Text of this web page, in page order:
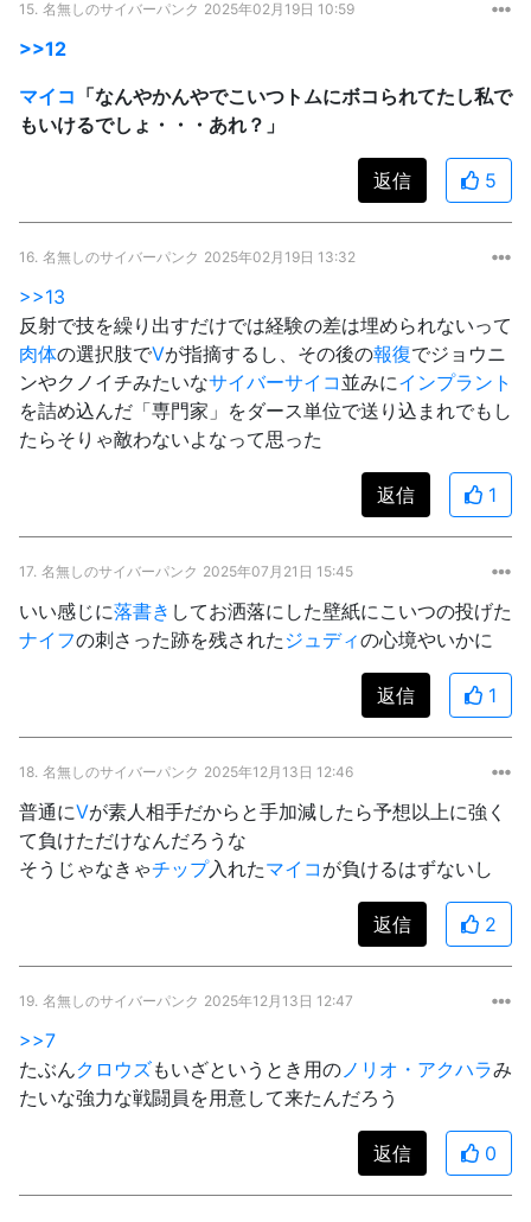
15. 名無しのサイバーパンク 2025年02月19日 10:59
>>12
マイコ 「なんやかんやでこいつトムにボコられてたし私で
もいけるでしょ・・・あれ？」
返信 5
16. 名無しのサイバーパンク 2025年02月19日 13:32
>>13
反射で技を繰り出すだけでは経験の差は埋められないって
肉体の選択肢でVが指摘するし、その後の報復でジョウニ
ンやクノイチみたいなサイバーサイコ 並みにインプラント
を詰め込んだ「専門家」をダース単位で送り込まれでもし
たらそりゃ敵わないよなって思った
返信 1
17. 名無しのサイバーパンク 2025年07月21日 15:45
いい感じに落書き してお洒落にした壁紙にこいつの投げた
ナイフの刺さった跡を残された ジュディの心境やいかに
返信 1
18. 名無しのサイバーパンク 2025年12月13日 12:46
普通にVが素人相手だからと手加減したら予想以上に強く
て負けただけなんだろうな
そうじゃなきゃチップ入れたマイコ が負けるはずないし
返信 2
19. 名無しのサイバーパンク 2025年12月13日 12:47
>>7
たぶんクロウズもいざというとき用の ノリオ・アクハラみ
たいな強力な戦闘員を用意して来たんだろう
返信 0